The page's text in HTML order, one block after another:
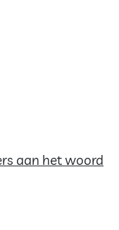
aan het woord